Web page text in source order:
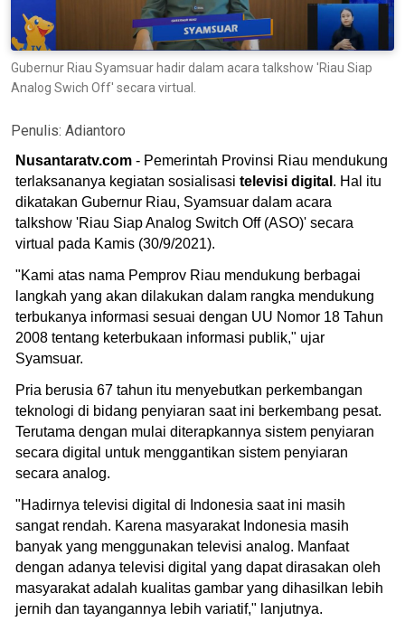
Gubernur Riau Syamsuar hadir dalam acara talkshow 'Riau Siap
Analog Swich Off' secara virtual.
Penulis: Adiantoro
Nusantaratv.com - Pemerintah Provinsi Riau mendukung
terlaksananya kegiatan sosialisasi televisi digital . Hal itu
dikatakan Gubernur Riau, Syamsuar dalam acara
talkshow 'Riau Siap Analog Switch Off (ASO)' secara
virtual pada Kamis (30/9/2021).
"Kami atas nama Pemprov Riau mendukung berbagai
langkah yang akan dilakukan dalam rangka mendukung
terbukanya informasi sesuai dengan UU Nomor 18 Tahun
2008 tentang keterbukaan informasi publik," ujar
Syamsuar.
Pria berusia 67 tahun itu menyebutkan perkembangan
teknologi di bidang penyiaran saat ini berkembang pesat.
Terutama dengan mulai diterapkannya sistem penyiaran
secara digital untuk menggantikan sistem penyiaran
secara analog.
"Hadirnya televisi digital di Indonesia saat ini masih
sangat rendah. Karena masyarakat Indonesia masih
banyak yang menggunakan televisi analog. Manfaat
dengan adanya televisi digital yang dapat dirasakan oleh
masyarakat adalah kualitas gambar yang dihasilkan lebih
jernih dan tayangannya lebih variatif," lanjutnya.